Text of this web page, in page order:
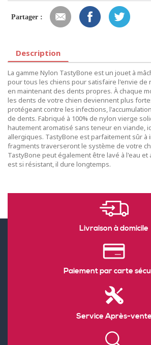
Partager :
Description
La gamme Nylon TastyBone est un jouet à
pour tous les chiens pour satisfaire l'envie de
en maintenant des dents propres. À chaque
les dents de votre chien deviennent plus
protégeant contre les infections,
de dents. Fabriqué à 100% de nylon vierge
hautement aromatisé sans teneur en viande,
allergiques. TastyBone est parfaitement sûr à
fragments traverseront le système de votre
TastyBone peut également être lavé à l'eau et
est si résistant, il dure longtemps.
Livraison à domicile
Paiement par carte
Service Après-vente